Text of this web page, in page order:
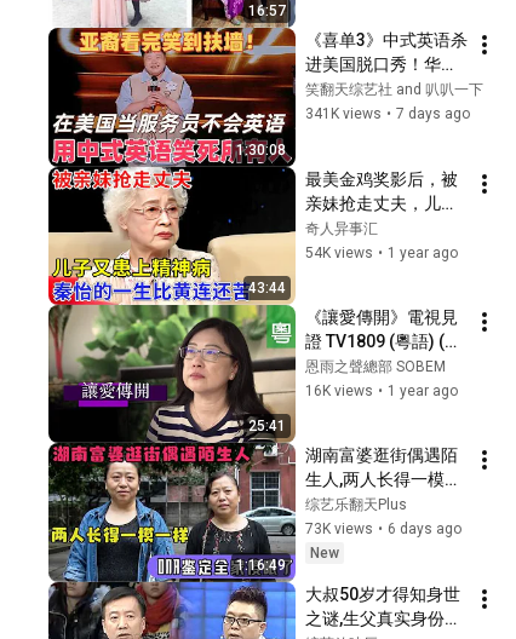
16:57
1:30:08
《喜单3》中式英语杀
进美国脱口秀！华裔
服务员不会英语，靠
口音把全场笑疯了！
#funny #综艺
笑翻天综艺社 and 叭叭一下
341K views • 7 days ago
43:44
最美金鸡奖影后，被
亲妹抢走丈夫，儿子
又患上精神病，和女
儿反目成仇，秦怡的
奇人异事汇
54K views • 1 year ago
25:41
《讓愛傳開》電視見
證 TV1809 (粵語) (麵
包店老闆、遠嫁、蔡
嘉慧)
恩雨之聲總部 SOBEM
16K views • 1 year ago
1:16:49
湖南富婆逛街偶遇陌
生人,两人长得一模一
样,DNA鉴定全家傻眼
了
综艺乐翻天Plus
73K views • 6 days ago
New
大叔50岁才得知身世
之谜,生父真实身份震